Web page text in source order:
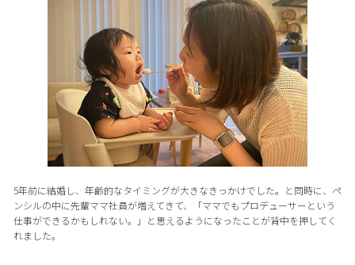
5年前に結婚し、年齢的なタイミングが大きなきっかけでした。と同時に、ペ
ンシルの中に先輩ママ社員が増えてきて、「ママでもプロデューサーという
仕事ができるかもしれない。」と思えるようになったことが背中を押してく
れました。